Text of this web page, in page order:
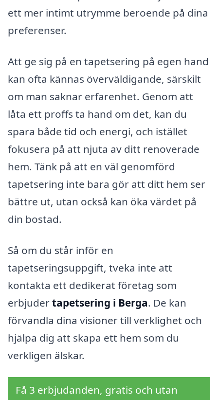
ett mer intimt utrymme beroende på dina
preferenser.
Att ge sig på en tapetsering på egen hand
kan ofta kännas överväldigande, särskilt
om man saknar erfarenhet. Genom att
låta ett proffs ta hand om det, kan du
spara både tid och energi, och istället
fokusera på att njuta av ditt renoverade
hem. Tänk på att en väl genomförd
tapetsering inte bara gör att ditt hem ser
bättre ut, utan också kan öka värdet på
din bostad.
Så om du står inför en
tapetseringsuppgift, tveka inte att
kontakta ett dedikerat företag som
erbjudertapetsering i Berga. De kan
förvandla dina visioner till verklighet och
hjälpa dig att skapa ett hem som du
verkligen älskar.
Få 3 erbjudanden, gratis och utan